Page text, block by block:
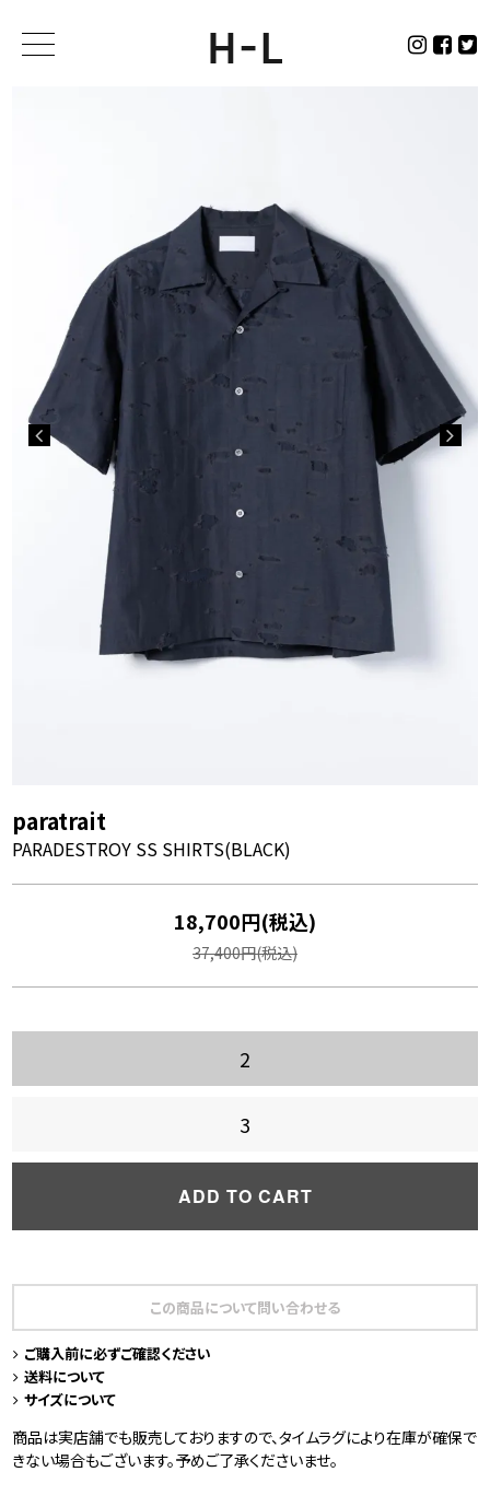
paratrait
PARADESTROY SS SHIRTS(BLACK)
18,700円(税込)
37,400円(税込)
2
3
ADD TO CART
この商品について問い合わせる
ご購入前に必ずご確認ください
送料について
サイズについて
商品は実店舗でも販売しておりますので、タイムラグにより在庫が確保で
きない場合もございます。予めご了承くださいませ。